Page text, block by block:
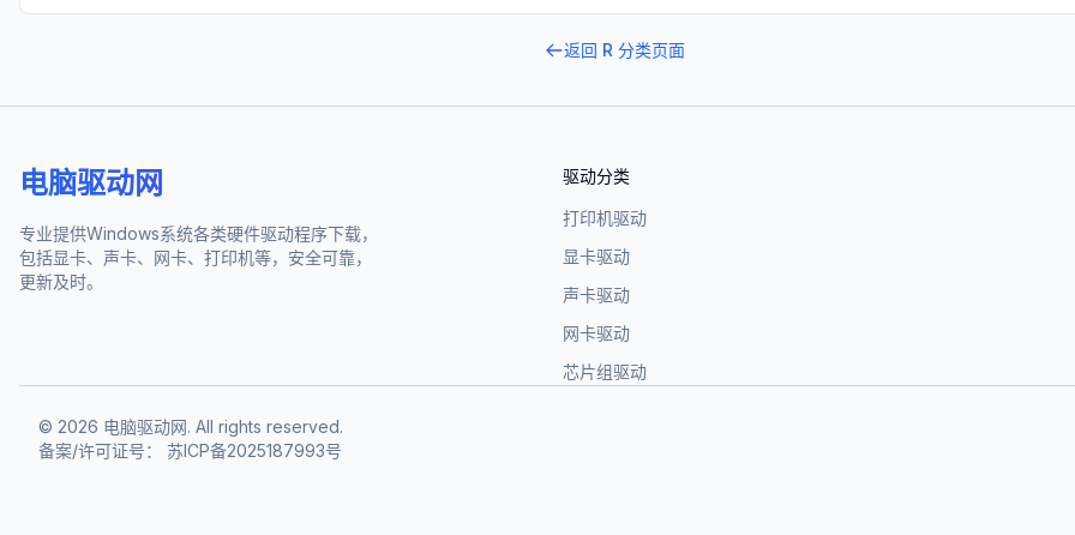
返回 R 分类页面
电脑驱动网
专业提供Windows系统各类硬件驱动程序下载，
包括显卡、声卡、网卡、打印机等，安全可靠，
更新及时。
驱动分类
打印机驱动
显卡驱动
声卡驱动
网卡驱动
芯片组驱动
© 2026 电脑驱动网. All rights reserved.
备案/许可证号：
苏ICP备2025187993号